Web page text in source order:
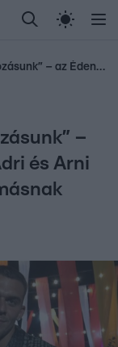
Randi Celeb vagyok,
Gallusz
„Sorszerű volt a mi találkozásunk” – az Éden Hotel győztesei, Adri és Arni nem tudtak ellenállni egymásnak
–
és Arni